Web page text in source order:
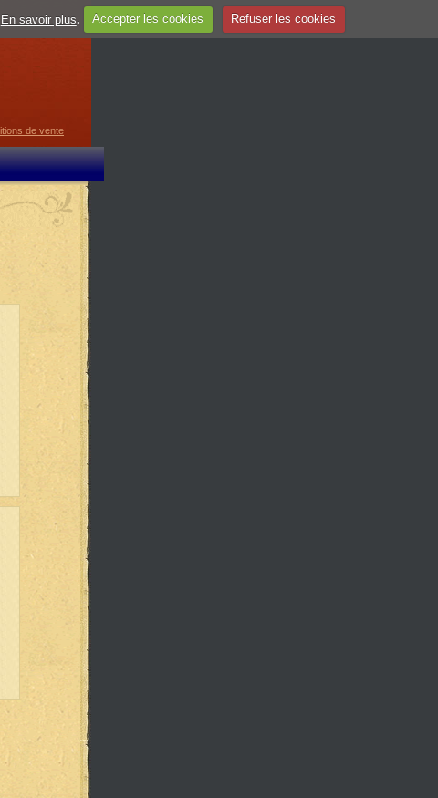
En savoir plus. Accepter les cookies Refuser les cookies
Language ▼
de vente